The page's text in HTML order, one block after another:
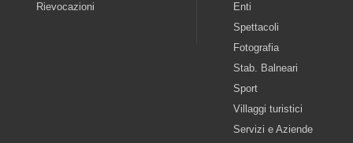
Rievocazioni
Enti
Spettacoli
Fotografia
Stab. Balneari
Sport
Villaggi turistici
Servizi e Aziende